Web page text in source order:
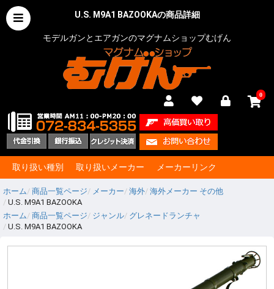
U.S. M9A1 BAZOOKAの商品詳細
モデルガンとエアガンのマグナムショップむげん
0
取り扱い種別 取り扱いメーカー メーカーリンク
ホーム 商品一覧ページ メーカー 海外 海外メーカー その他
U.S. M9A1 BAZOOKA
ホーム 商品一覧ページ ジャンル グレネードランチャ
U.S. M9A1 BAZOOKA